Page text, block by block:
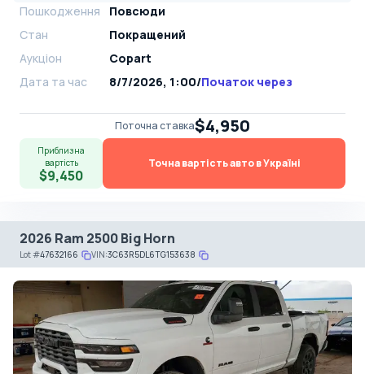
Пошкодження
Повсюди
Стан
Покращений
Аукціон
Copart
Дата та час
8/7/2026, 1:00/Початок через
Поточна ставка$4,950
Приблизна
вартість
$9,450
Точна вартість авто в Україні
2026 Ram 2500 Big Horn
Lot#47632166 VIN:3C63R5DL6TG153638